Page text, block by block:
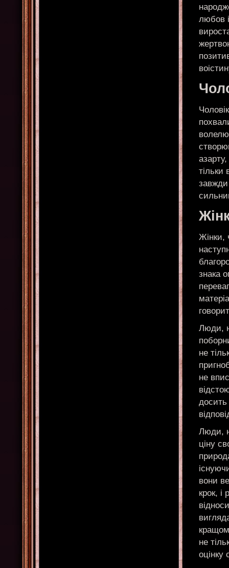
любов
тільки
завжди
Жінки,
знака
Люди,
не
не
досить
Люди,
ціну
вони
крок, і
не
оцінку